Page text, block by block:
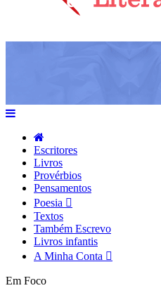
Escritores
Livros
Provérbios
Pensamentos
Poesia
Textos
Também Escrevo
Livros infantis
A Minha Conta
Em Foco